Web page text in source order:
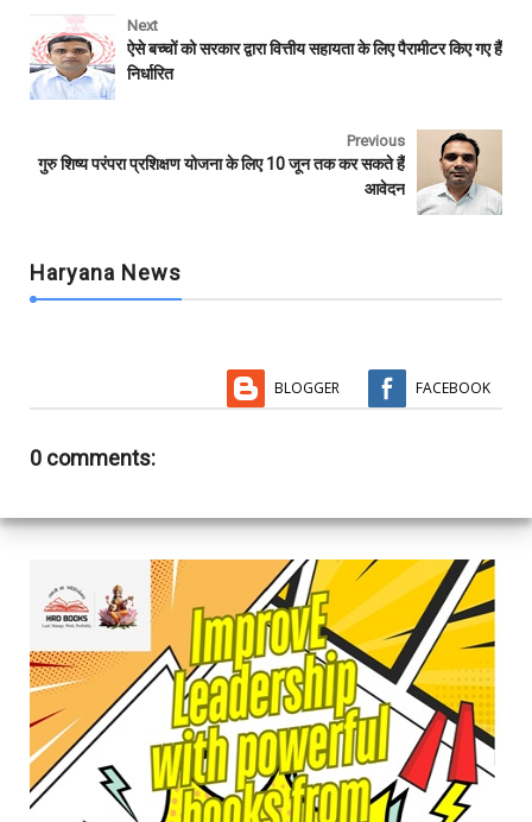
e
b
o
o
k
t
e
r
t
s
A
p
l
l
e
Next
ऐसे बच्चों को सरकार द्वारा वित्तीय सहायता के लिए पैरामीटर किए गए हैं
निर्धारित
Previous
गुरु शिष्य परंपरा प्रशिक्षण योजना के लिए 10 जून तक कर सकते हैं
आवेदन
Haryana News
BLOGGER FACEBOOK
0 comments: